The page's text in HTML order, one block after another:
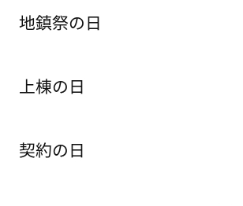
地鎮祭の日
上棟の日
契約の日